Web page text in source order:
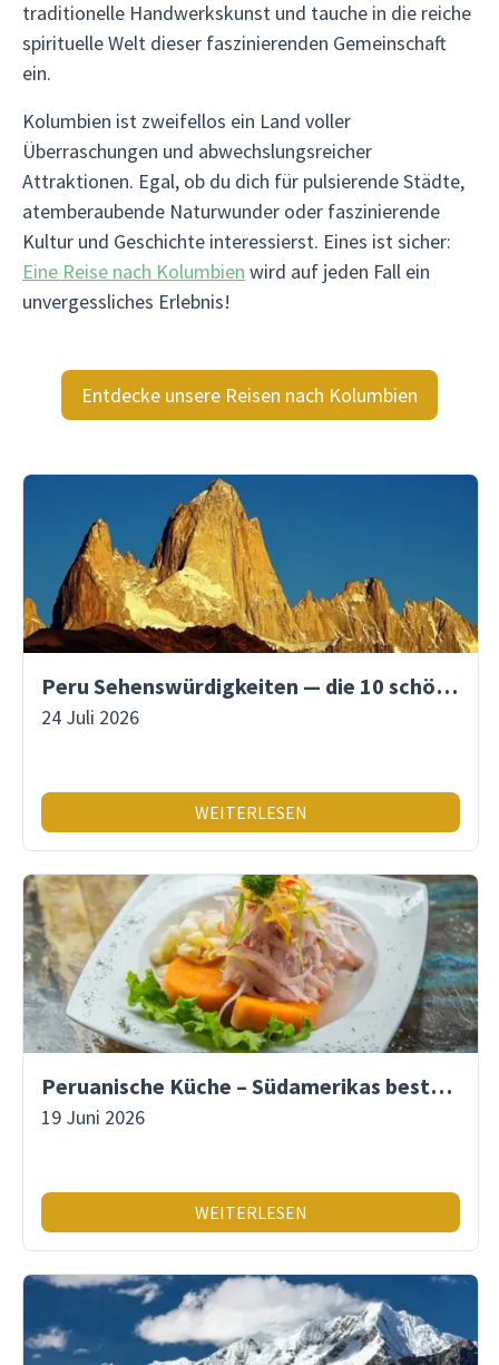
traditionelle Handwerkskunst und tauche in die reiche
spirituelle Welt dieser faszinierenden Gemeinschaft
ein.
Kolumbien ist zweifellos ein Land voller
Überraschungen und abwechslungsreicher
Attraktionen. Egal, ob du dich für pulsierende Städte,
atemberaubende Naturwunder oder faszinierende
Kultur und Geschichte interessierst. Eines ist sicher:
Eine Reise nach Kolumbien wird auf jeden Fall ein
unvergessliches Erlebnis!
Entdecke unsere Reisen nach Kolumbien
Peru Sehenswürdigkeiten — die 10 schönsten Orte
24 Juli 2026
WEITERLESEN
Peruanische Küche – Südamerikas beste Gastronomie
19 Juni 2026
WEITERLESEN